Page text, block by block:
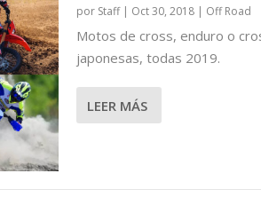
por Staff| Oct 30, 2018| Off Road
Motos de cross, enduro o
japonesas, todas 2019.
LEER MÁS